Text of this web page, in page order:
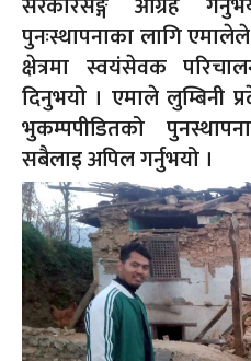
पुनःस्थापनाका लागि
क्षेत्रमा स्वयंसेवक
दिनुभयो । एमाले लुम्बिनी
भुकम्पपीडितको
सबैलाइ अपिल गर्नुभयो ।